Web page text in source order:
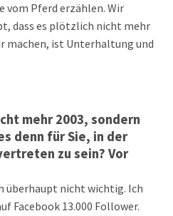
vom Pferd erzählen. Wir
dass es plötzlich nicht mehr
machen, ist Unterhaltung und
mehr 2003, sondern
denn für Sie, in der
zu sein? Vor
überhaupt nicht wichtig. Ich
Facebook 13.000 Follower.